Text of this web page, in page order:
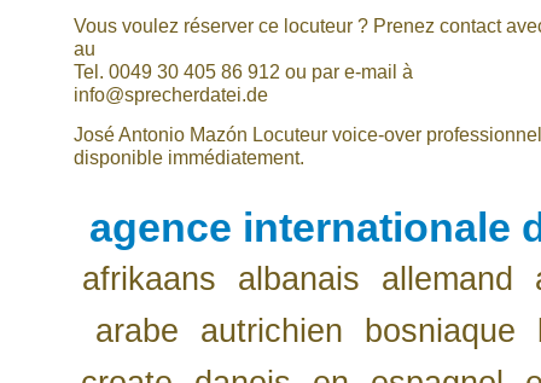
Vous voulez réserver ce locuteur ? Prenez contact
au
Tel. 0049 30 405 86 912 ou par e-mail à
info@sprecherdatei.de
José Antonio Mazón Locuteur voice-over professionnel
disponible immédiatement.
agence internationale
afrikaans albanais allemand
arabe
autrichien bosniaque